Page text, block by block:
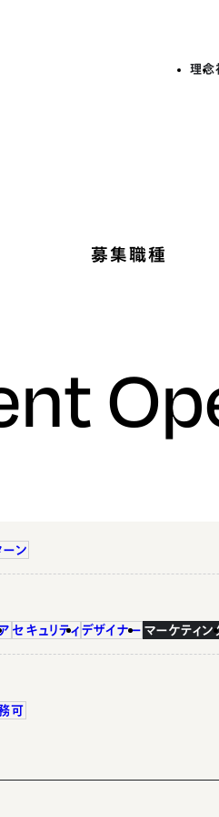
理念
募集職種
ン
セキュリティ デザイナー マーケティン
可